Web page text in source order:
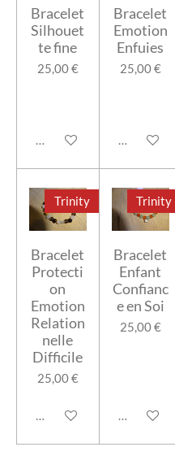
Bracelet
Silhouet
te fine
25,00 €
Ajouter au panier
Bracelet
Emotion
Enfuies
25,00 €
Ajouter
Trinity
Bracelet
Protecti
on
Emotion
Relation
nelle
Difficile
25,00 €
Ajouter au panier
Trinity
Bracelet
Enfant
Confianc
e en Soi
25,00 €
Ajouter